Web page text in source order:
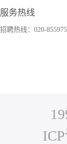
服务热线
招聘热线：020-